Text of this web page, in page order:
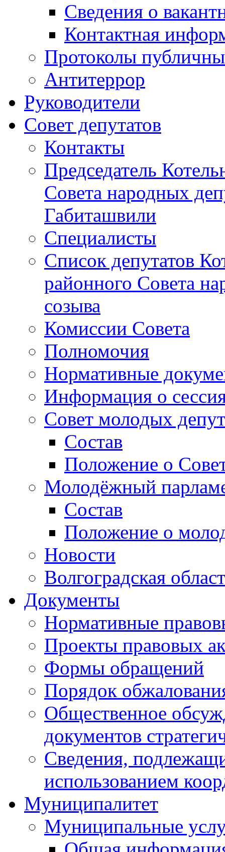
Сведения о
Контактная
Протоколы
Антитеррор
Руководители
Совет депутатов
Контакты
Председатель
Совета народных
Габиташвили
Специалисты
Список депутатов
районного Совета
созыва
Комиссии Совета
Полномочия
Нормативные
Информация о
Совет молодых
Состав
Положение о
Молодёжный
Состав
Положение о
Новости
Волгоградская
Документы
Нормативные
Проекты правовых
Формы обращений
Порядок
Общественное
документов
Сведения,
использованием
Муниципалитет
Муниципальные